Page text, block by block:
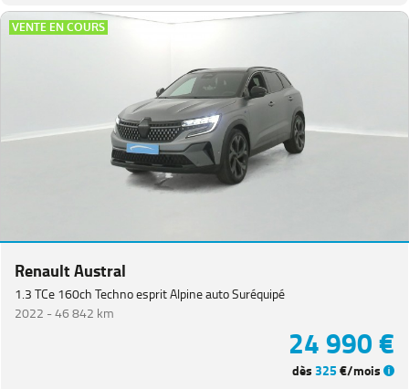
VENTE EN COURS
Renault Austral
1.3 TCe 160ch Techno esprit Alpine auto Suréquipé
2022 -46 842 km
24 990 €
dès325€/mois